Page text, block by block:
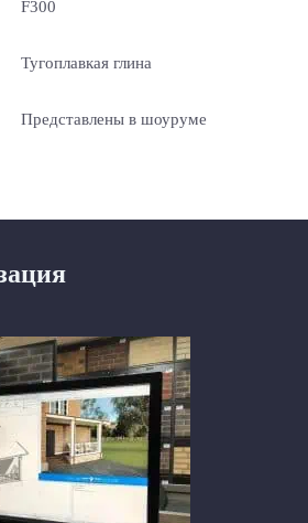
F300
Тугоплавкая глина
Представлены в шоуруме